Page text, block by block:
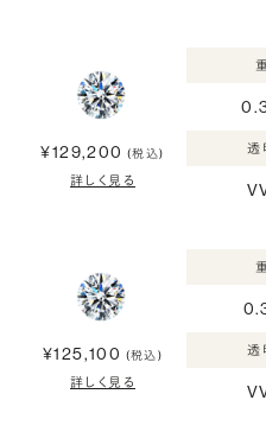
¥129,200 (税込)
詳しく見る
透
¥125,100 (税込)
詳しく見る
透